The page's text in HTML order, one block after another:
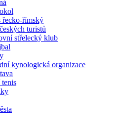
řecko-římský
turistů
střelecký klub
kynologická organizace
tenis